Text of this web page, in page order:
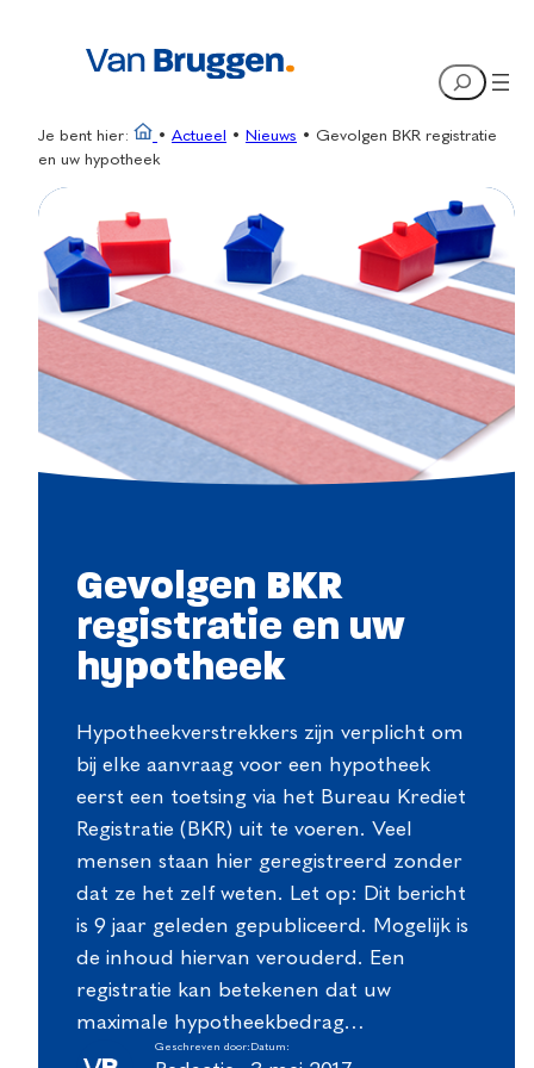
Search
Je bent hier: • Actueel • Nieuws • Gevolgen BKR registratie
en uw hypotheek
Gevolgen BKR
registratie en uw
hypotheek
Hypotheekverstrekkers zijn verplicht om
bij elke aanvraag voor een hypotheek
eerst een toetsing via het Bureau Krediet
Registratie (BKR) uit te voeren. Veel
mensen staan hier geregistreerd zonder
dat ze het zelf weten. Let op: Dit bericht
is 9 jaar geleden gepubliceerd. Mogelijk is
de inhoud hiervan verouderd. Een
registratie kan betekenen dat uw
maximale hypotheekbedrag…
Geschreven door: Datum: